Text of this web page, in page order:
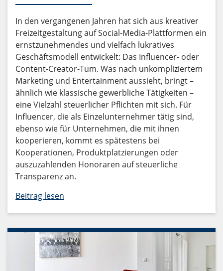
In den vergangenen Jahren hat sich aus kreativer
Freizeitgestaltung auf Social-Media-Plattformen ein
ernstzunehmendes und vielfach lukratives
Geschäftsmodell entwickelt: Das Influencer- oder
Content-Creator-Tum. Was nach unkompliziertem
Marketing und Entertainment aussieht, bringt –
ähnlich wie klassische gewerbliche Tätigkeiten –
eine Vielzahl steuerlicher Pflichten mit sich. Für
Influencer, die als Einzelunternehmer tätig sind,
ebenso wie für Unternehmen, die mit ihnen
kooperieren, kommt es spätestens bei
Kooperationen, Produktplatzierungen oder
auszuzahlenden Honoraren auf steuerliche
Transparenz an.
Beitrag lesen